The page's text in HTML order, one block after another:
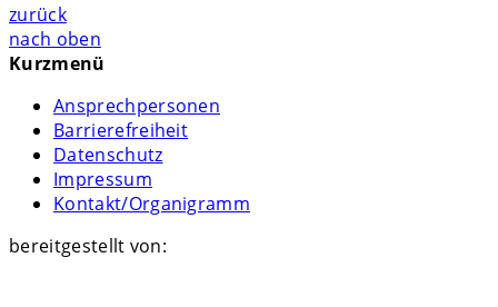
zurück
nach oben
Kurzmenü
Ansprechpersonen
Barrierefreiheit
Datenschutz
Impressum
Kontakt/Organigramm
bereitgestellt von: